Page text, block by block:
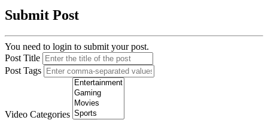
Submit Post
You need to login to submit your post.
Post Title
Post Tags
Video Categories